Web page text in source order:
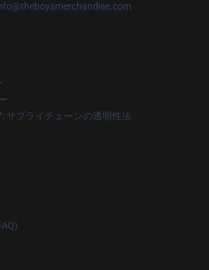
サプライチェーンの透明性法